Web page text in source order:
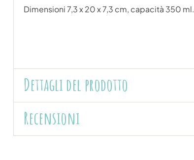
Dimensioni 7,3 x 20 x 7,3 cm, capacità 350 ml.
Dettagli del prodotto
Recensioni